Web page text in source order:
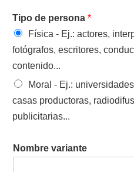
Tipo de persona *
Física - Ej.: actores,
fotógrafos, escritores,
contenido...
Moral - Ej.:
casas productoras,
publicitarias...
Nombre variante